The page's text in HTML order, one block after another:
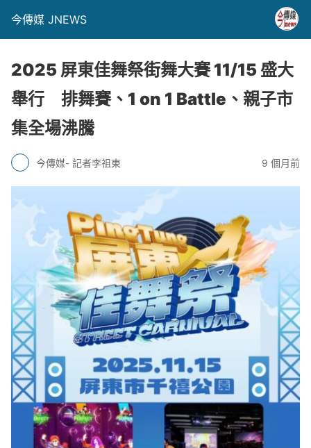
今傳媒 JNEWS
2025 屏東佳舞祭街舞大賽 11/15 盛大
舉行 排舞賽、1 on 1 Battle、親子市
集全場沸騰
今傳媒- 記者李祖東 9 個月前